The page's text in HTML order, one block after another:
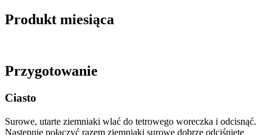
Produkt miesiąca
Przygotowanie
Ciasto
Surowe, utarte ziemniaki wlać do tetrowego woreczka i odcisnąć.
Następnie połączyć razem ziemniaki surowe dobrze odciśnięte